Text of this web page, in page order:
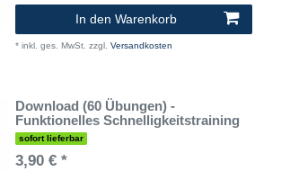
In den Warenkorb
* inkl. ges. MwSt. zzgl. Versandkosten
Download (60 Übungen) -
Funktionelles Schnelligkeitstraining
sofort lieferbar
3,90 € *